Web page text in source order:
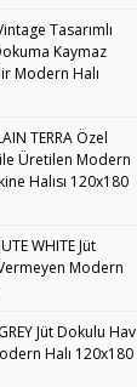
Tasarımlı
Kaymaz
Modern Halı
TERRA Özel
Üretilen Modern
Halısı 120x180
WHITE Jüt
Modern
Jüt Dokulu Hav
Halı 120x180